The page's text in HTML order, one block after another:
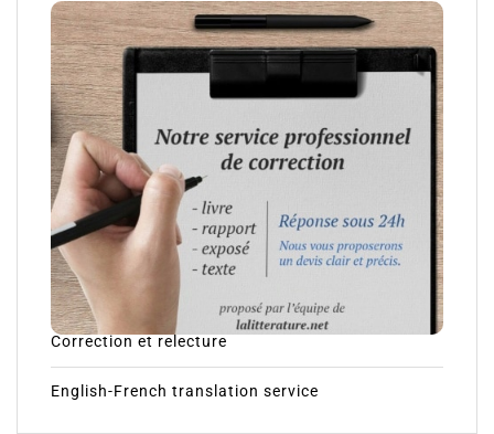
Correction et relecture
English-French translation service